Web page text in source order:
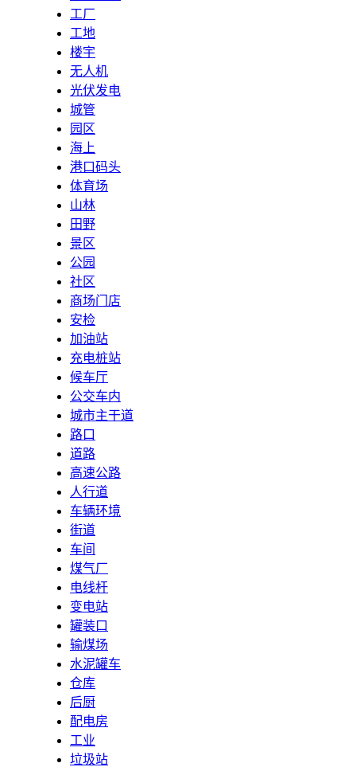
工厂
工地
楼宇
无人机
光伏发电
城管
园区
海上
港口码头
体育场
山林
田野
景区
公园
社区
商场门店
安检
加油站
充电桩站
候车厅
公交车内
城市主干道
路口
道路
高速公路
人行道
车辆环境
街道
车间
煤气厂
电线杆
变电站
罐装口
输煤场
水泥罐车
仓库
后厨
配电房
工业
垃圾站